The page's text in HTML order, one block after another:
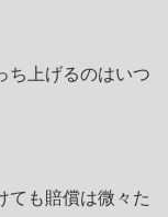
ち上げるのはいつ
ても賠償は微々た